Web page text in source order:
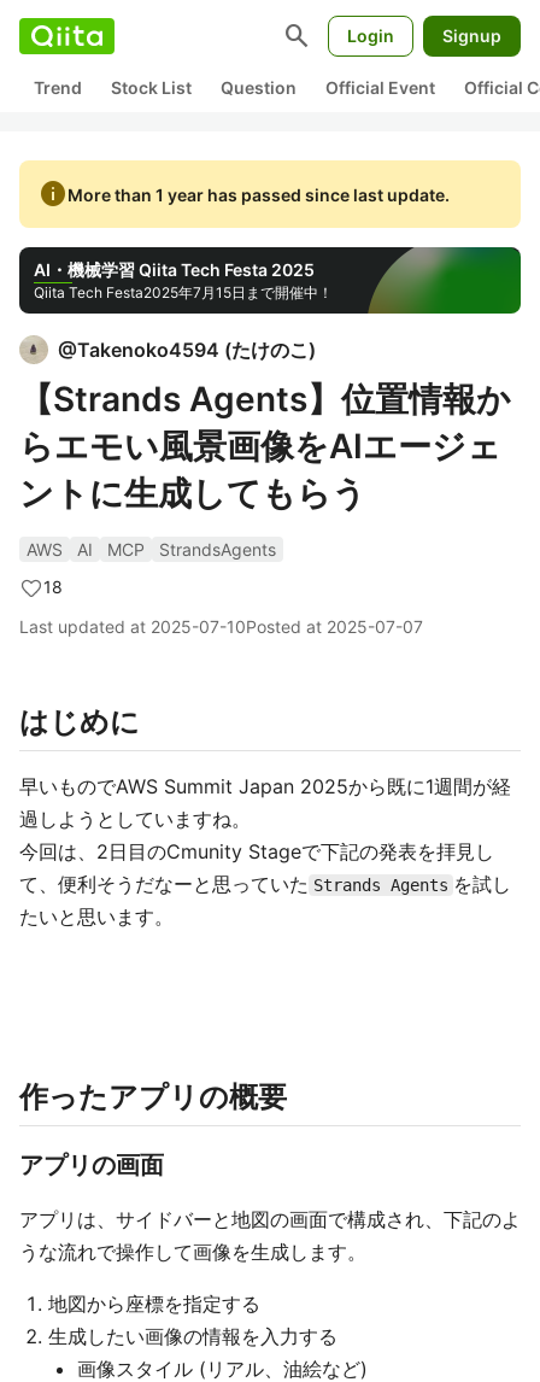
search Login Signup
Trend Stock List Question Official Event Official
infoMore than 1 year has passed since last update.
AI・機械学習 Qiita Tech Festa 2025
Qiita Tech Festa2025年7月15日まで開催中！
@Takenoko4594 (たけのこ)
【Strands Agents】位置情報か
らエモい風景画像をAIエージェ
ントに生成してもらう
AWS AI MCP
StrandsAgents
18
Last updated at 2025-07-10Posted at 2025-07-07
はじめに
早いものでAWS Summit Japan 2025から既に1週間が経
過しようとしていますね。
今回は、2日目のCmunity Stageで下記の発表を拝見し
て、便利そうだなーと思っていた Strands Agents を試し
たいと思います。
作ったアプリの概要
アプリの画面
アプリは、サイドバーと地図の画面で構成され、下記のよ
うな流れで操作して画像を生成します。
地図から座標を指定する
生成したい画像の情報を入力する
画像スタイル (リアル、油絵など)